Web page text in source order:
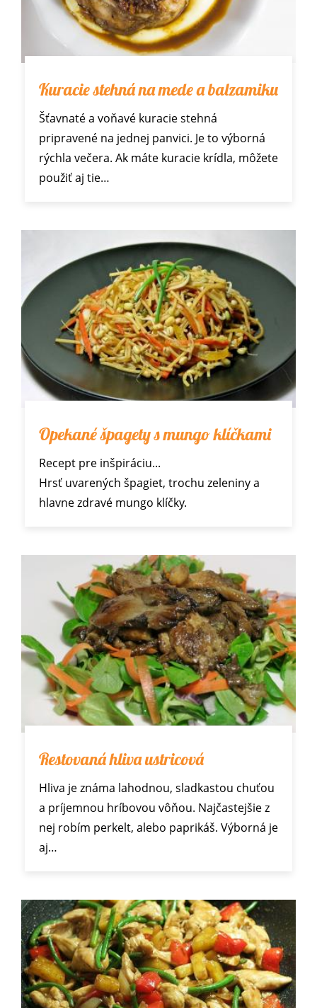
Kuracie stehná na mede a balzamiku
Šťavnaté a voňavé kuracie stehná
pripravené na jednej panvici. Je to výborná
rýchla večera. Ak máte kuracie krídla, môžete
použiť aj tie…
Opekané špagety s mungo klíčkami
Recept pre inšpiráciu...
Hrsť uvarených špagiet, trochu zeleniny a
hlavne zdravé mungo klíčky.
Restovaná hliva ustricová
Hliva je známa lahodnou, sladkastou chuťou
a príjemnou hríbovou vôňou. Najčastejšie z
nej robím perkelt, alebo paprikáš. Výborná je
aj…